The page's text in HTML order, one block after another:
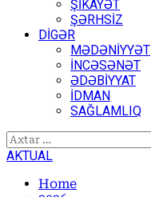
ŞİKAYƏT
ŞƏRHSİZ
DİGƏR
MƏDƏNİYYƏT
İNCƏSƏNƏT
ƏDƏBİYYAT
İDMAN
SAĞLAMLIQ
Axtarış:
AKTUAL
Home